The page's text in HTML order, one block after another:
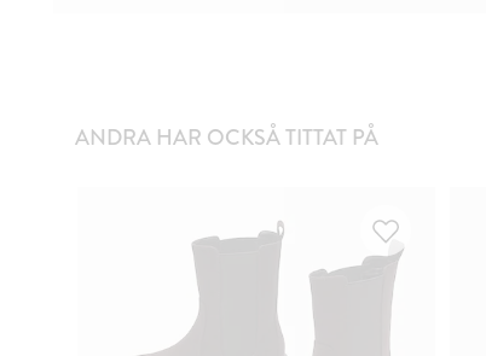
ANDRA HAR OCKSÅ TITTAT PÅ